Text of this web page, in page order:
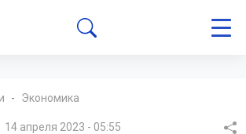
Экономика
14 апреля 2023 - 05:55